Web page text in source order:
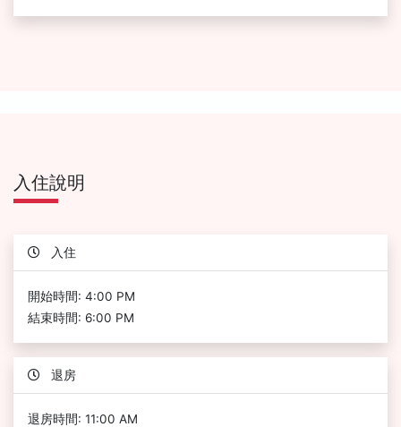
入住說明
入住
開始時間: 4:00 PM
結束時間: 6:00 PM
退房
退房時間: 11:00 AM